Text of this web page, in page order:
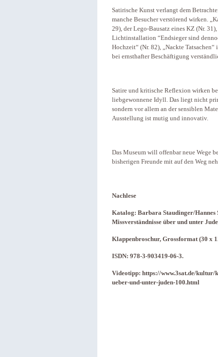
Satirische Kunst verlangt dem
manche Besucher verstörend wirken.
29), der Lego-Bausatz eines KZ (Nr.
Lichtinstallation “Endsieger sind
Hochzeit“ (Nr. 82), „Nackte
bei ernsthafter Beschäftigung
Satire und kritische Reflexion wirken
liebgewonnene Idyll. Das liegt nicht
sondern vor allem an der sensiblen
Ausstellung ist mutig und innovativ.
Das Museum will offenbar neue Wege
bisherigen Freunde mit auf den Weg
Nachlese
Katalog: Barbara Staudinger/Hannes
Missverständnisse über und unter
Klappenbroschur, Grossformat (30 x
ISDN: 978-3-903419-06-3.
Videotipp: https://www.3sat.de/kultur/
ueber-und-unter-juden-100.html